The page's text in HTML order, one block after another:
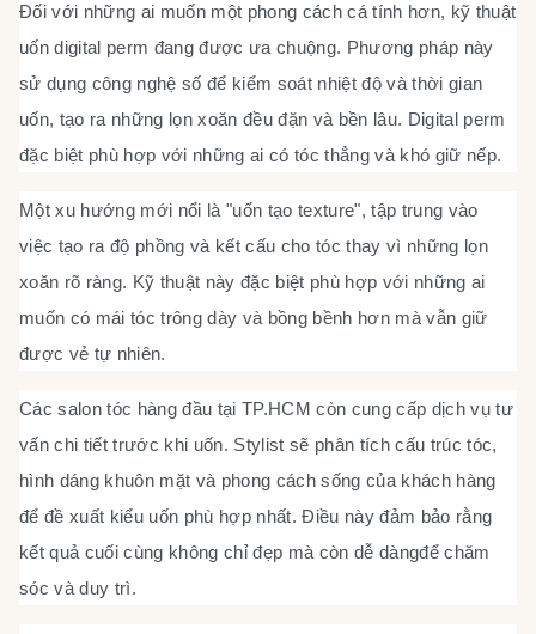
Đối với những ai muốn một phong cách cá tính hơn, kỹ thuật
uốn digital perm đang được ưa chuộng. Phương pháp này
sử dụng công nghệ số để kiểm soát nhiệt độ và thời gian
uốn, tạo ra những lọn xoăn đều đặn và bền lâu. Digital perm
đặc biệt phù hợp với những ai có tóc thẳng và khó giữ nếp.
Một xu hướng mới nổi là "uốn tạo texture", tập trung vào
việc tạo ra độ phồng và kết cấu cho tóc thay vì những lọn
xoăn rõ ràng. Kỹ thuật này đặc biệt phù hợp với những ai
muốn có mái tóc trông dày và bồng bềnh hơn mà vẫn giữ
được vẻ tự nhiên.
Các salon tóc hàng đầu tại TP.HCM còn cung cấp dịch vụ tư
vấn chi tiết trước khi uốn. Stylist sẽ phân tích cấu trúc tóc,
hình dáng khuôn mặt và phong cách sống của khách hàng
để đề xuất kiểu uốn phù hợp nhất. Điều này đảm bảo rằng
kết quả cuối cùng không chỉ đẹp mà còn dễ dàngđể chăm
sóc và duy trì.